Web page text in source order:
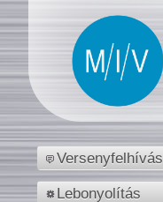
Versenyfelhívás
Lebonyolítás